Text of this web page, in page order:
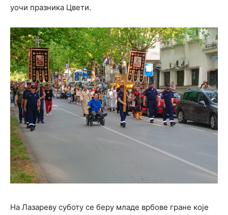
уочи празника Цвети.
На Лазареву суботу се беру младе врбове гране које